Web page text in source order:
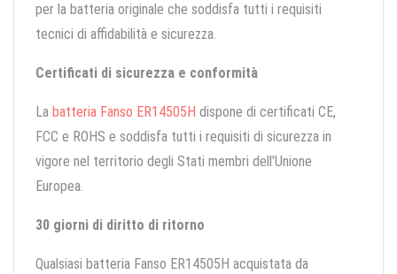
per la batteria originale che soddisfa tutti i requisiti
tecnici di affidabilità e sicurezza.
Certificati di sicurezza e conformità
La batteria Fanso ER14505H dispone di certificati CE,
FCC e ROHS e soddisfa tutti i requisiti di sicurezza in
vigore nel territorio degli Stati membri dell'Unione
Europea.
30 giorni di diritto di ritorno
Qualsiasi batteria Fanso ER14505H acquistata da